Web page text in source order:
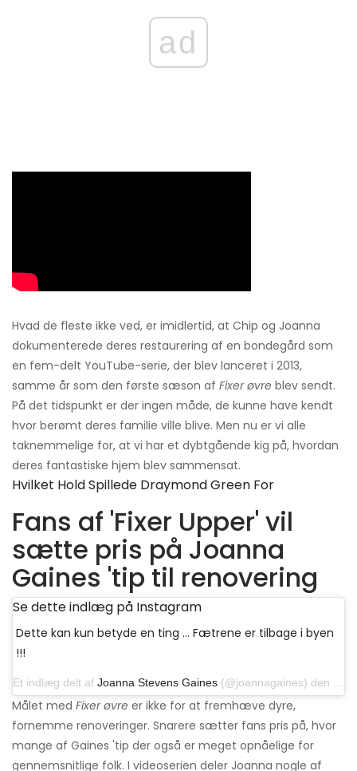
ad
Hvad de fleste ikke ved, er imidlertid, at Chip og Joanna
dokumenterede deres restaurering af en bondegård som
en fem-delt YouTube-serie, der blev lanceret i 2013,
samme år som den første sæson af Fixer øvre blev sendt.
På det tidspunkt er der ingen måde, de kunne have kendt
hvor berømt deres familie ville blive. Men nu er vi alle
taknemmelige for, at vi har et dybtgående kig på, hvordan
deres fantastiske hjem blev sammensat.
Hvilket Hold Spillede Draymond Green For
Fans af 'Fixer Upper' vil
sætte pris på Joanna
Gaines 'tip til renovering
Se dette indlæg på Instagram
Dette kan kun betyde en ting ... Fætrene er tilbage i byen
!!!
Et indlæg delt af Joanna Stevens Gaines (@joannagaines) den 27. oktober 2017 kl.15: 48 PDT
Målet med Fixer øvre er ikke for at fremhæve dyre,
fornemme renoveringer. Snarere sætter fans pris på, hvor
mange af Gaines 'tip der også er meget opnåelige for
gennemsnitlige folk. I videoserien deler Joanna nogle af